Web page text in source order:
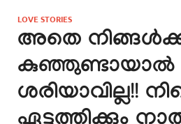
LOVE STORIES
അതെ
കുഞ്ഞുണ്ടായാൽ
ശരിയാവില്ല!!